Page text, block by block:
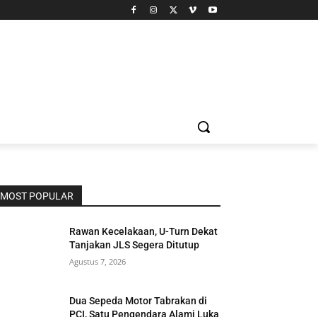
MOST POPULAR
Rawan Kecelakaan, U-Turn Dekat
Tanjakan JLS Segera Ditutup
Agustus 7, 2026
Dua Sepeda Motor Tabrakan di
PCI, Satu Pengendara Alami Luka